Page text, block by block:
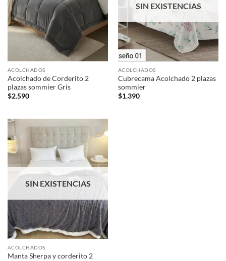
ACOLCHADOS
Acolchado de Corderito 2
plazas sommier Gris
$2.590
SIN EXISTENCIAS
ACOLCHADOS
Cubrecama Acolchado 2 plazas
sommier
$1.390
lista de
deseos
SIN EXISTENCIAS
ACOLCHADOS
Manta Sherpa y corderito 2